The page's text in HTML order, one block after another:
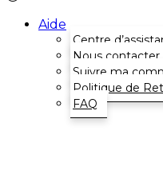
Aide
Centre
Nous contacter
Suivre ma
Politique de
FAQ